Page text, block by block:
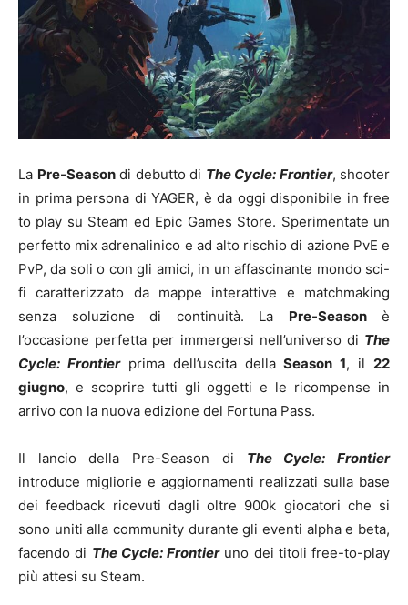
La Pre-Seasondi debutto di The Cycle: Frontier, shooter
in prima persona di YAGER, è da oggi disponibile in free
to play su Steam ed Epic Games Store. Sperimentate un
perfetto mix adrenalinico e ad alto rischio di azione PvE e
PvP, da soli o con gli amici, in un affascinante mondo sci-
fi caratterizzato da mappe interattive e matchmaking
senza soluzione di continuità. La Pre-Seasonè
l’occasione perfetta per immergersi nell’universo di The
Cycle: Frontierprima dell’uscita dellaSeason 1, il 22
giugno, e scoprire tutti gli oggetti e le ricompense in
arrivo con la nuova edizione del Fortuna Pass.
Il lancio della Pre-Season di The Cycle: Frontier
introduce migliorie e aggiornamenti realizzati sulla base
dei feedback ricevuti dagli oltre 900k giocatori che si
sono uniti alla community durante gli eventi alpha e beta,
facendo di The Cycle: Frontieruno dei titoli free-to-play
più attesi su Steam.